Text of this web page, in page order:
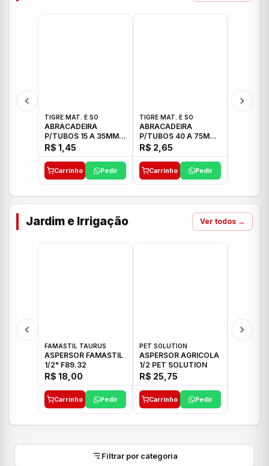
TIGRE MAT. E SO
ABRACADEIRA
P/TUBOS 15 A 35MM
TIGRE
R$ 1,45
Carrinho Pedir
TIGRE MAT. E SO
ABRACADEIRA
P/TUBOS 40 A 75MM
TIGRE
R$ 2,65
Carrinho Pedir
Jardim e Irrigação Ver todos →
FAMASTIL TAURUS
ASPERSOR FAMASTIL
1/2" F89.32
R$ 18,00
Carrinho Pedir
PET SOLUTION
ASPERSOR AGRICOLA
1/2 PET SOLUTION
R$ 25,75
Carrinho Pedir
Filtrar por categoria